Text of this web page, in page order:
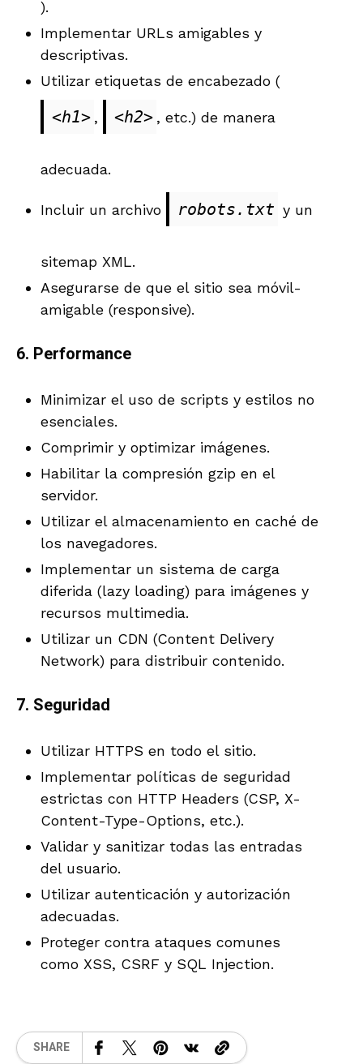
).
Implementar URLs amigables y
descriptivas.
Utilizar etiquetas de encabezado (
<h1> , <h2> , etc.) de manera
adecuada.
Incluir un archivo robots.txt y un
sitemap XML.
Asegurarse de que el sitio sea móvil-
amigable (responsive).
6. Performance
Minimizar el uso de scripts y estilos no
esenciales.
Comprimir y optimizar imágenes.
Habilitar la compresión gzip en el
servidor.
Utilizar el almacenamiento en caché de
los navegadores.
Implementar un sistema de carga
diferida (lazy loading) para imágenes y
recursos multimedia.
Utilizar un CDN (Content Delivery
Network) para distribuir contenido.
7. Seguridad
Utilizar HTTPS en todo el sitio.
Implementar políticas de seguridad
estrictas con HTTP Headers (CSP, X-
Content-Type-Options, etc.).
Validar y sanitizar todas las entradas
del usuario.
Utilizar autenticación y autorización
adecuadas.
Proteger contra ataques comunes
como XSS, CSRF y SQL Injection.
SHARE